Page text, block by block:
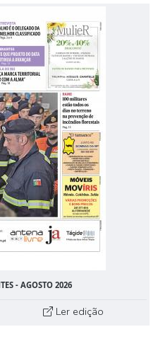
- AGOSTO 2026
Ler edição